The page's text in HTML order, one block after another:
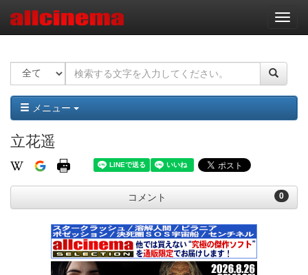
ナ
ビ
ー
ョ
ン
メニュー
立花遥
0
コメント